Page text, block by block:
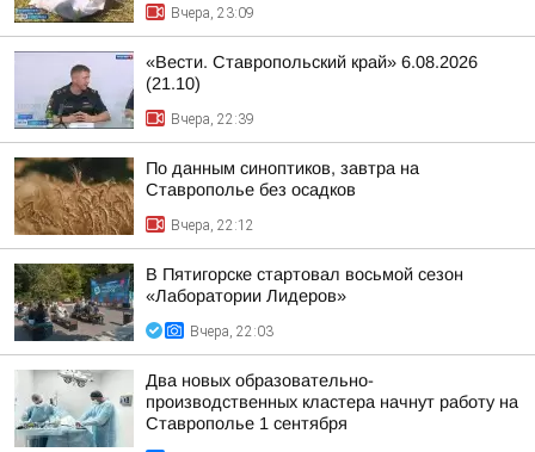
Вчера, 23:09
«Вести. Ставропольский край» 6.08.2026
(21.10)
Вчера, 22:39
По данным синоптиков, завтра на
Ставрополье без осадков
Вчера, 22:12
В Пятигорске стартовал восьмой сезон
«Лаборатории Лидеров»
Вчера, 22:03
Два новых образовательно-
производственных кластера начнут работу на
Ставрополье 1 сентября